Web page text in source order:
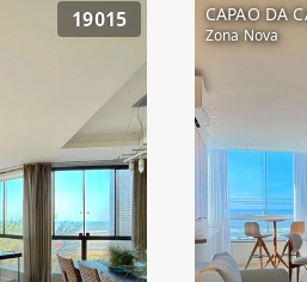
19015 CAPAO DA
Zona Nova